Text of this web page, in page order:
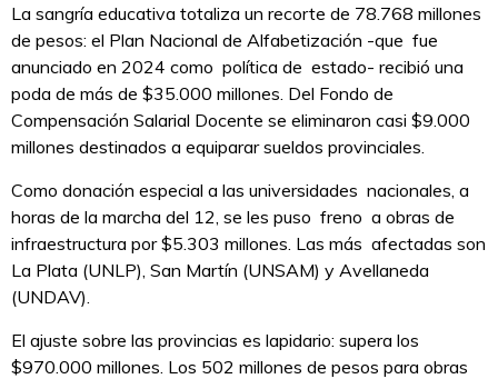
La sangría educativa totaliza un recorte de 78.768 millones
de pesos: el Plan Nacional de Alfabetización -que fue
anunciado en 2024 como política de estado- recibió una
poda de más de $35.000 millones. Del Fondo de
Compensación Salarial Docente se eliminaron casi $9.000
millones destinados a equiparar sueldos provinciales.
Como donación especial a las universidades nacionales, a
horas de la marcha del 12, se les puso freno a obras de
infraestructura por $5.303 millones. Las más afectadas son
La Plata (UNLP), San Martín (UNSAM) y Avellaneda
(UNDAV).
El ajuste sobre las provincias es lapidario: supera los
$970.000 millones. Los 502 millones de pesos para obras